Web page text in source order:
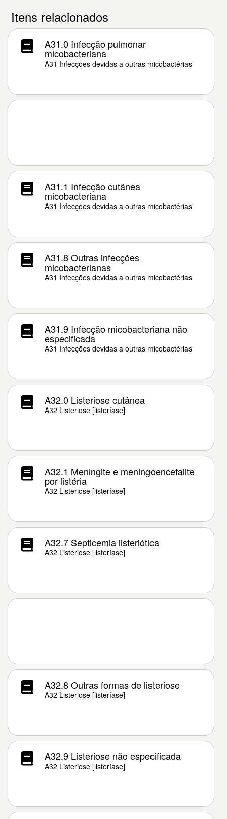
Itens relacionados
A31.0 Infecção pulmonar
micobacteriana
A31 Infecções devidas a outras micobactérias
A31.1 Infecção cutânea
micobacteriana
A31 Infecções devidas a outras micobactérias
A31.8 Outras infecções
micobacterianas
A31 Infecções devidas a outras micobactérias
A31.9 Infecção micobacteriana não
especificada
A31 Infecções devidas a outras micobactérias
A32.0 Listeriose cutânea
A32 Listeriose [listeríase]
A32.1 Meningite e meningoencefalite
por listéria
A32 Listeriose [listeríase]
A32.7 Septicemia listeriótica
A32 Listeriose [listeríase]
A32.8 Outras formas de listeriose
A32 Listeriose [listeríase]
A32.9 Listeriose não especificada
A32 Listeriose [listeríase]